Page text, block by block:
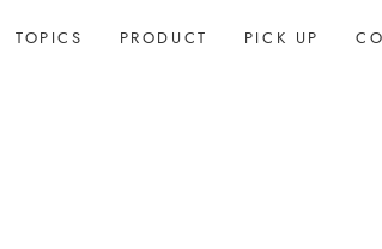
TOPICS PRODUCT PICK UP